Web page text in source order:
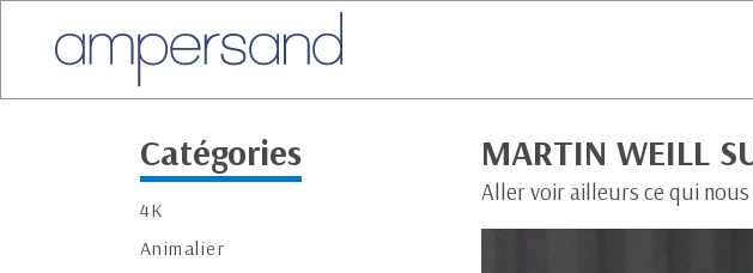
Catégories
4K
Animalier
MARTIN WEILL
Aller voir ailleurs ce qui nous